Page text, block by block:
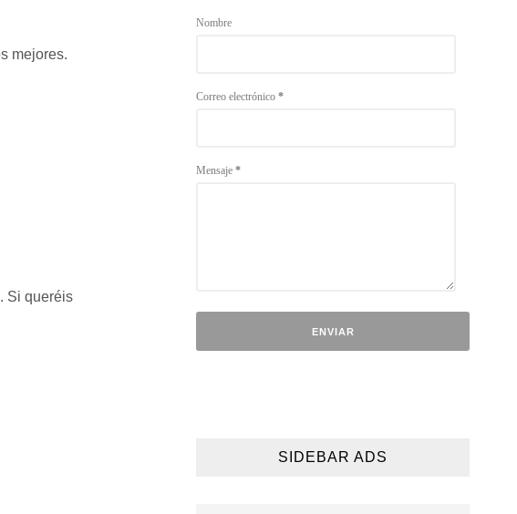
mejores.
Si queréis
Nombre
Correo electrónico *
Mensaje *
SIDEBAR ADS